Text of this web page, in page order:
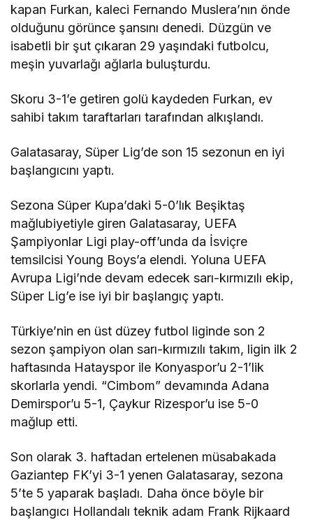
kapan Furkan, kaleci Fernando Muslera’nın önde
olduğunu görünce şansını denedi. Düzgün ve
isabetli bir şut çıkaran 29 yaşındaki futbolcu,
meşin yuvarlağı ağlarla buluşturdu.
Skoru 3-1’e getiren golü kaydeden Furkan, ev
sahibi takım taraftarları tarafından alkışlandı.
Galatasaray, Süper Lig’de son 15 sezonun en iyi
başlangıcını yaptı.
Sezona Süper Kupa’daki 5-0’lık Beşiktaş
mağlubiyetiyle giren Galatasaray, UEFA
Şampiyonlar Ligi play-off’unda da İsviçre
temsilcisi Young Boys’a elendi. Yoluna UEFA
Avrupa Ligi’nde devam edecek sarı-kırmızılı ekip,
Süper Lig’e ise iyi bir başlangıç yaptı.
Türkiye’nin en üst düzey futbol liginde son 2
sezon şampiyon olan sarı-kırmızılı takım, ligin ilk 2
haftasında Hatayspor ile Konyaspor’u 2-1’lik
skorlarla yendi. “Cimbom” devamında Adana
Demirspor’u 5-1, Çaykur Rizespor’u ise 5-0
mağlup etti.
Son olarak 3. haftadan ertelenen müsabakada
Gaziantep FK’yi 3-1 yenen Galatasaray, sezona
5’te 5 yaparak başladı. Daha önce böyle bir
başlangıcı Hollandalı teknik adam Frank Rijkaard